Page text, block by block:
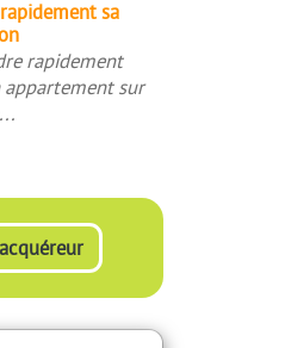
sa
rapidement
appartement sur